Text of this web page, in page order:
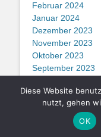
Februar 2024
Januar 2024
Dezember 2023
November 2023
Oktober 2023
September 2023
Copyright © SF
Rights
Diese Website
nutzt, gehen
OK